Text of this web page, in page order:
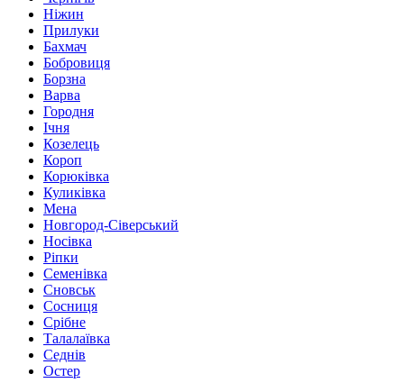
Ніжин
Прилуки
Бахмач
Бобровиця
Борзна
Варва
Городня
Ічня
Козелець
Короп
Корюківка
Куликівка
Мена
Новгород-Сіверський
Носівка
Ріпки
Семенівка
Сновськ
Сосниця
Срібне
Талалаївка
Седнів
Остер